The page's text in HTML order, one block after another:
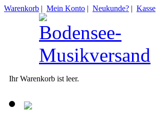
Warenkorb | Mein Konto | Neukunde? | Kasse
Ihr Warenkorb ist leer.